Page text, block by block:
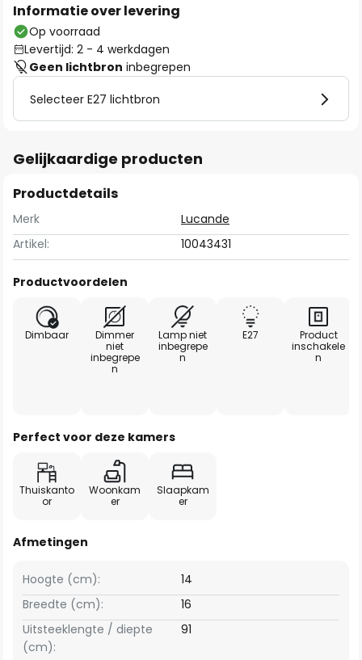
Informatie over levering
Op voorraad
Levertijd: 2 - 4 werkdagen
Geen lichtbron inbegrepen
Selecteer E27 lichtbron
Gelijkaardige producten
Productdetails
Merk
Lucande
Artikel:
10043431
Productvoordelen
Dimbaar
Dimmer
niet
inbegrepe
n
Lamp niet
inbegrepe
n
E27
Product
inschakele
n
Perfect voor deze kamers
Thuiskanto
or
Woonkam
er
Slaapkam
er
Afmetingen
Breedte (cm): 16
Hoogte (cm): 14
Uitsteeklengte / diepte
(cm):
91